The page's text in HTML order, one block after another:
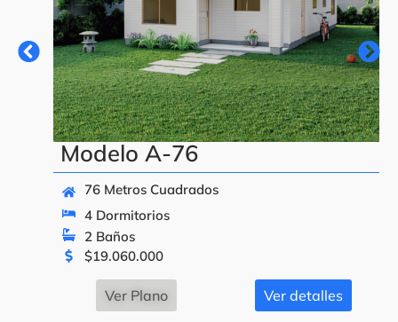
Modelo A-76
76 Metros Cuadrados
4 Dormitorios
2 Baños
$19.060.000
Ver Plano Ver detalles